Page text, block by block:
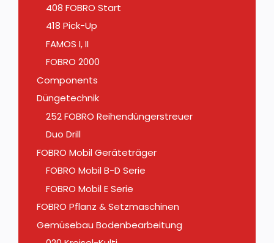
408 FOBRO Start
418 Pick-Up
FAMOS I, II
FOBRO 2000
Components
Düngetechnik
252 FOBRO Reihendüngerstreuer
Duo Drill
FOBRO Mobil Geräteträger
FOBRO Mobil B-D Serie
FOBRO Mobil E Serie
FOBRO Pflanz & Setzmaschinen
Gemüsebau Bodenbearbeitung